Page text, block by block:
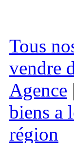
Tous
vendre
Agence
biens a
région